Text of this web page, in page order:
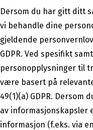
Dersom du har gitt ditt
vi behandle dine
gjeldende
GDPR. Ved spesifikt
personopplysninger til
være basert på
49(1)(a) GDPR.
av informasjonskapsler
informasjon (f.eks. via